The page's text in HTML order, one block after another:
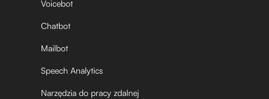
Voicebot
Chatbot
Mailbot
Speech Analytics
Narzędzia do pracy zdalnej